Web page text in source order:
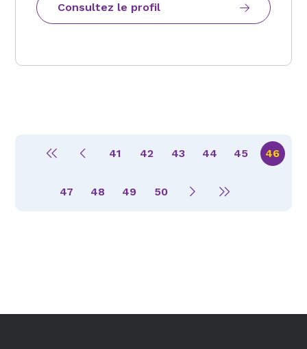
Consultez le profil
41 42 43 44 45 46
47 48 49 50